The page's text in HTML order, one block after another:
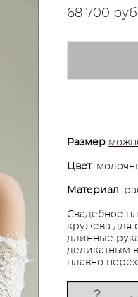
68 700
Размер
Цвет:
Материал:
Свадебное
кружева для
длинные
деликатным
плавно